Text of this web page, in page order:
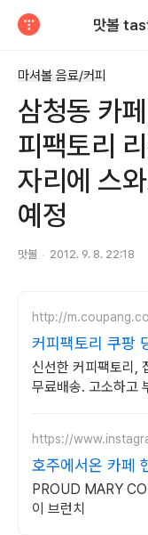
마셔볼 음료/커피
삼청동 카
피팩토리
자리에 스
예정
맛볼 2012. 9. 8. 22:18
http://
커피팩토리 쿠팡
신선한 커피팩토리,
무료배송. 고소하고
https://
호주에서온 카페
PROUD MARY
이 브런치